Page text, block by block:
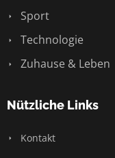
Sport
Technologie
Zuhause & Leben
Nützliche Links
Kontakt